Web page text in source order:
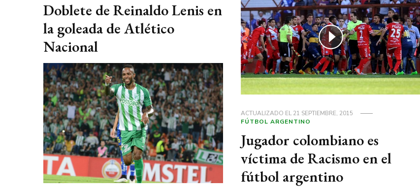
Doblete de Reinaldo Lenis en
la goleada de Atlético
Nacional
ACTUALIZADO EL21 SEPTIEMBRE, 2015
FÚTBOL ARGENTINO
Jugador colombiano es
víctima de Racismo en el
fútbol argentino